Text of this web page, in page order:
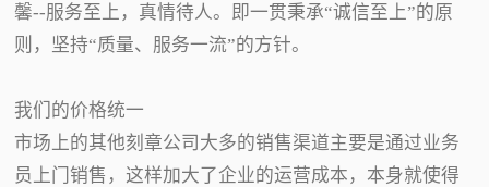
馨--服务至上，真情待人。即一贯秉承“诚信至上”的原
则，坚持“质量、服务一流”的方针。
我们的价格统一
市场上的其他刻章公司大多的销售渠道主要是通过业务
员上门销售，这样加大了企业的运营成本，本身就使得